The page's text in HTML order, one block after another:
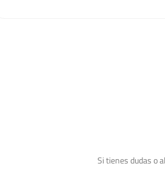
Si tienes dudas o